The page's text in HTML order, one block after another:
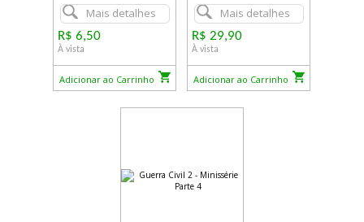
Mais detalhes
R$ 6,50
À vista
Adicionar ao Carrinho
Mais detalhes
R$ 29,90
À vista
Adicionar ao Carrinho